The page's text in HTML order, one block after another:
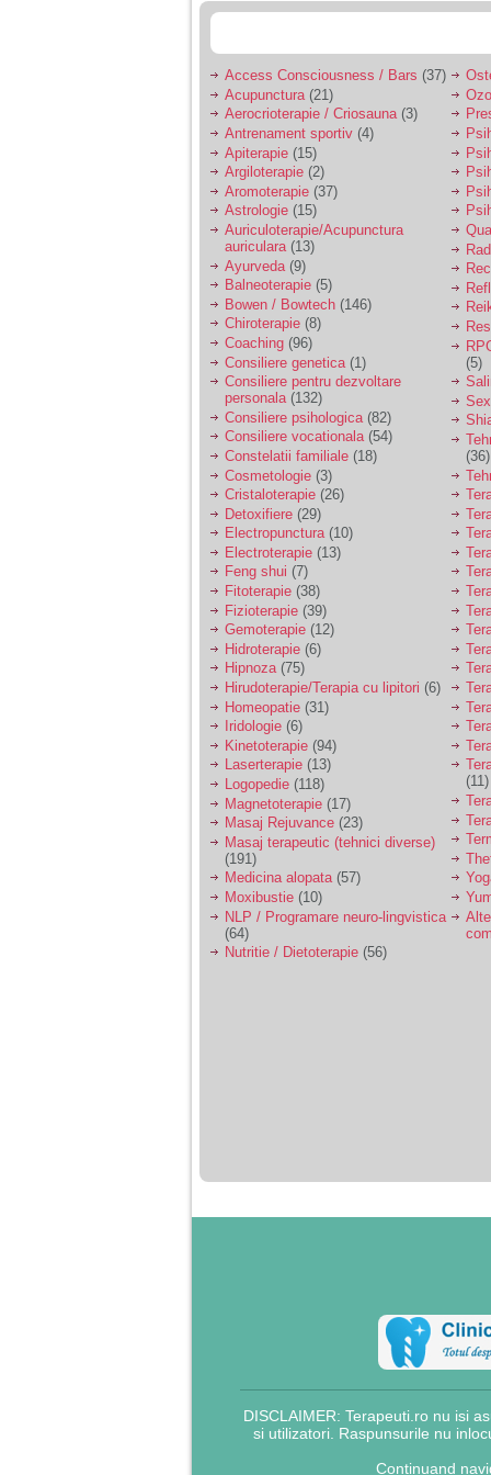
Access Consciousness / Bars (37)
Acupunctura (21)
Aerocrioterapie / Criosauna(3)
Antrenament sportiv (4)
Apiterapie (15)
Argiloterapie (2)
Aromoterapie (37)
Astrologie (15)
Auriculoterapie/Acupunctura
auriculara (13)
Ayurveda (9)
Balneoterapie (5)
Bowen / Bowtech (146)
Chiroterapie (8)
Coaching (96)
Consiliere genetica (1)
Consiliere pentru dezvoltare
personala(132)
Consiliere psihologica (82)
Consiliere vocationala(54)
Constelatii familiale (18)
Cosmetologie (3)
Cristaloterapie (26)
Detoxifiere (29)
Electropunctura(10)
Electroterapie (13)
Feng shui (7)
Fitoterapie (38)
Fizioterapie (39)
Gemoterapie (12)
Hidroterapie (6)
Hipnoza(75)
Hirudoterapie/Terapia cu lipitori (6)
Homeopatie (31)
Iridologie (6)
Kinetoterapie (94)
Laserterapie (13)
Logopedie (118)
Magnetoterapie (17)
Masaj Rejuvance (23)
Masaj terapeutic (tehnici diverse)
(191)
Medicina alopata(57)
Moxibustie (10)
NLP / Programare neuro-lingvistica
(64)
Nutritie / Dietoterapie (56)
(5)
(36)
(11)
DISCLAIMER: Terapeuti.ro nu isi
si utilizatori. Raspunsurile nu
Continuand